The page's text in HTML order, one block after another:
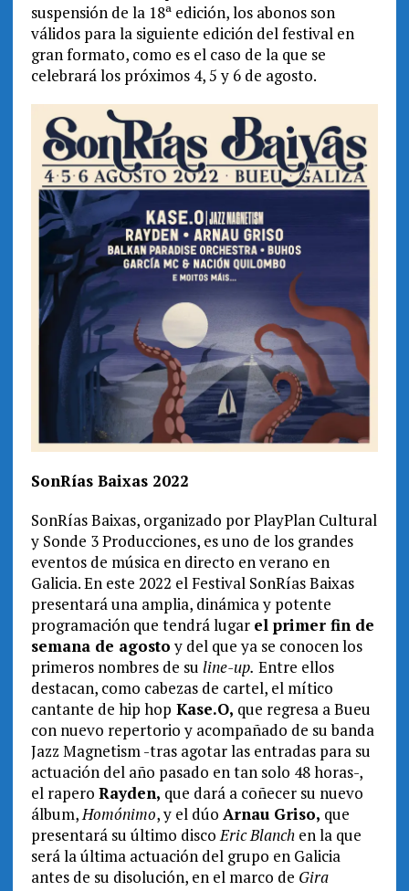
suspensión de la 18ª edición, los abonos son
válidos para la siguiente edición del festival en
gran formato, como es el caso de la que se
celebrará los próximos 4, 5 y 6 de agosto.
SonRías Baixas 2022
SonRías Baixas, organizado por PlayPlan Cultural
y Sonde 3 Producciones, es uno de los grandes
eventos de música en directo en verano en
Galicia. En este 2022 el Festival SonRías Baixas
presentará una amplia, dinámica y potente
programación que tendrá lugar el primer fin de
semana de agostoy del que ya se conocen los
primeros nombres de su line-up. Entre ellos
destacan, como cabezas de cartel, el mítico
cantante de hip hop Kase.O, que regresa a Bueu
con nuevo repertorio y acompañado de su banda
Jazz Magnetism -tras agotar las entradas para su
actuación del año pasado en tan solo 48 horas-,
el rapero Rayden, que dará a coñecer su nuevo
álbum,Homónimo, y el dúo Arnau Griso, que
presentará su último discoEric Blanchen la que
será la última actuación del grupo en Galicia
antes de su disolución, en el marco de Gira